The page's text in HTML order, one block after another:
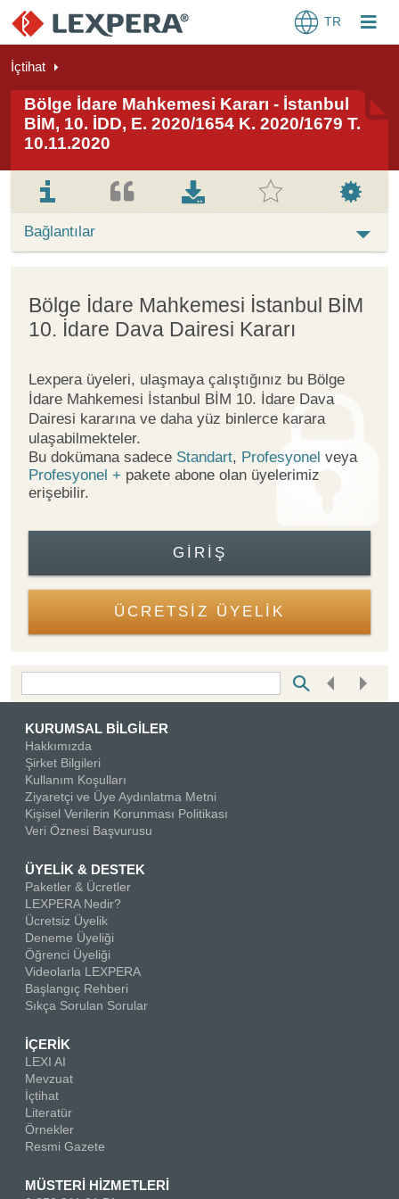
TR
İçtihat
Bölge İdare Mahkemesi Kararı - İstanbul
BİM, 10. İDD, E. 2020/1654 K. 2020/1679 T.
10.11.2020
Bağlantılar
Bölge İdare Mahkemesi İstanbul BİM
10. İdare Dava Dairesi Kararı
Lexpera üyeleri, ulaşmaya çalıştığınız bu Bölge
İdare Mahkemesi İstanbul BİM 10. İdare Dava
Dairesi kararına ve daha yüz binlerce karara
ulaşabilmekteler.
Bu dokümana sadece Standart, Profesyonel veya
Profesyonel + pakete abone olan üyelerimiz
erişebilir.
GIRIŞ
ÜCRETSİZ ÜYELİK
KURUMSAL BİLGİLER
Hakkımızda
Şirket Bilgileri
Kullanım Koşulları
Ziyaretçi ve Üye Aydınlatma Metni
Kişisel Verilerin Korunması Politikası
Veri Öznesi Başvurusu
ÜYELİK & DESTEK
Paketler & Ücretler
LEXPERA Nedir?
Ücretsiz Üyelik
Deneme Üyeliği
Öğrenci Üyeliği
Videolarla LEXPERA
Başlangıç Rehberi
Sıkça Sorulan Sorular
İÇERİK
LEXI AI
Mevzuat
İçtihat
Literatür
Örnekler
Resmi Gazete
MÜSTERİ HİZMETLERİ